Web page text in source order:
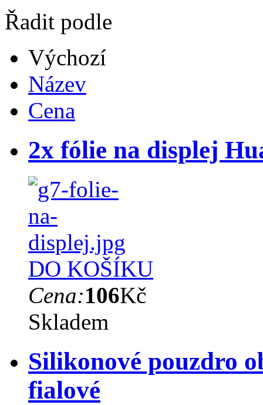
Řadit podle
Výchozí
Název
Cena
2x fólie na displej
DO KOŠÍKU
Cena:106Kč
Skladem
Silikonové pouzdro
fialové